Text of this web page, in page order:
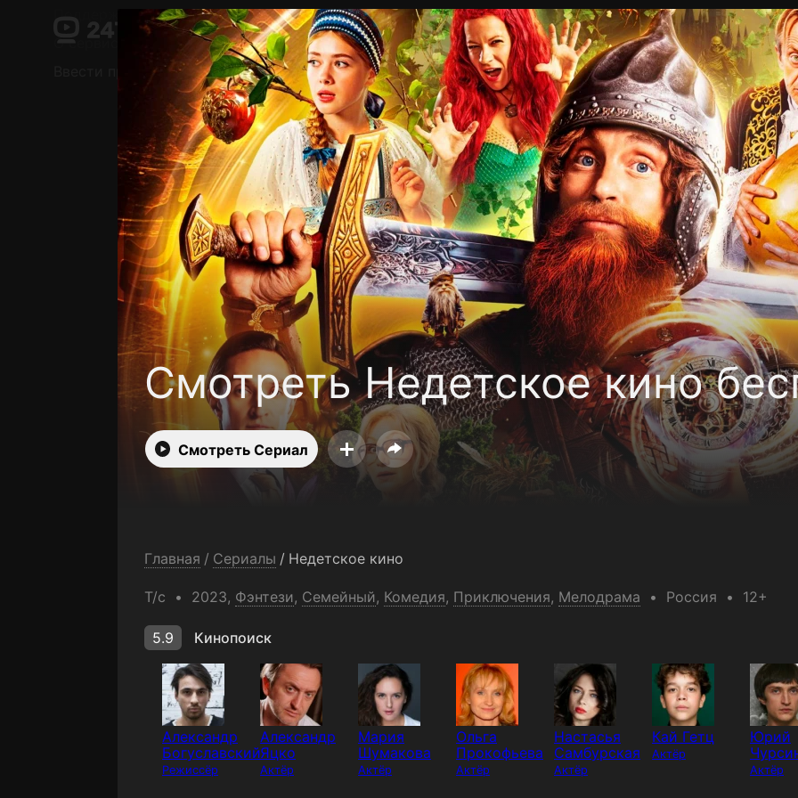
Смотреть Недетское кино
Смотреть Сериал
Главная / Сериалы / Недетское кино
Т/с 2023, Фэнтези, Семейный, Комедия, Приключения, Мелодрама Россия 12+
5.9 Кинопоиск
Александр
Богуславский
Режиссёр
Александр
Яцко
Актёр
Мария
Шумакова
Актёр
Ольга
Прокофьева
Актёр
Настасья
Самбурская
Актёр
Кай Гетц
Актёр
Юрий
Актёр
Поддержка: support@24h.tv
Пользовательское соглашение Политика конфиденциальности Для партнёров
Ввести промокод
Установить на ТВ Бесплатные каналы Контакты